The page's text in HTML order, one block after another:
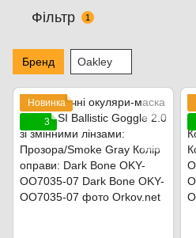
Фільтр 1
Бренд Oakley
Новинка
3